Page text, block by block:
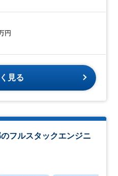
円
見る
フルスタックエンジニ